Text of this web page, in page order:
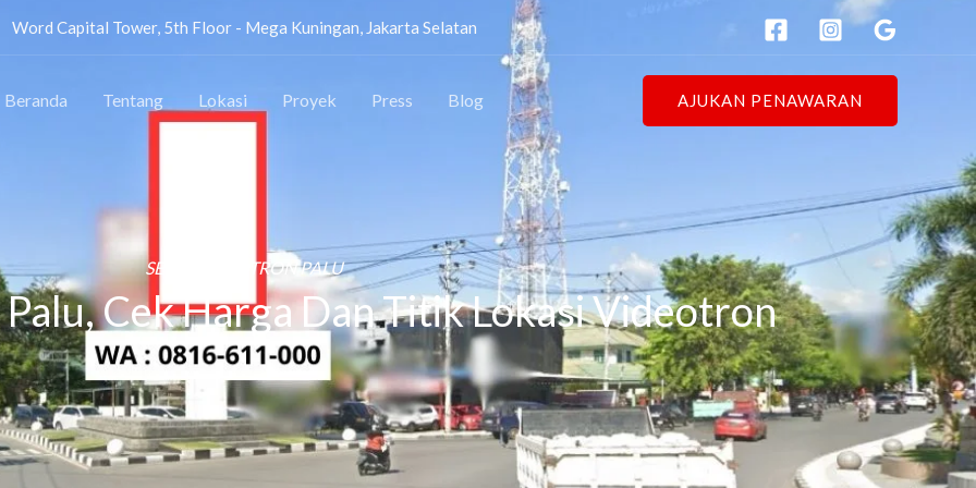
Word Capital Tower, 5th Floor - Mega Kuningan, Jakarta Selatan
Beranda Tentang Lokasi Proyek Press Blog AJUKAN PENAWARAN
SEWA VIDEOTRON PALU
Cek Harga Dan Titik Lokasi Videotron